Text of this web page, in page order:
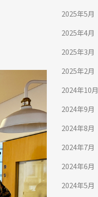
2025年5月
2025年4月
2025年3月
2025年2月
2024年10月
2024年9月
2024年8月
2024年7月
2024年6月
2024年5月